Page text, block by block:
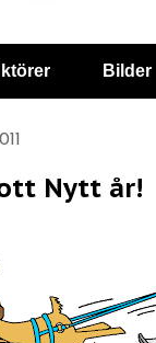
Bilder
Nytt år!